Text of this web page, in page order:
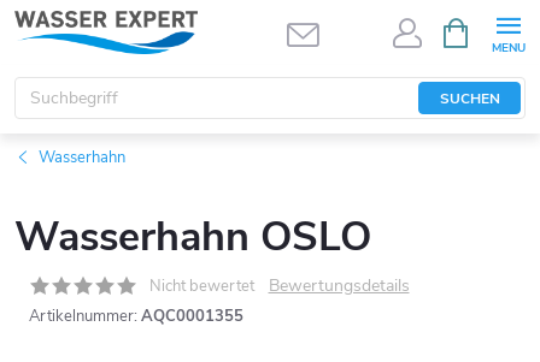
Zum
Inhalt
springen
SUCHEN
Wasserhahn
Wasserhahn OSLO
Nicht bewertet Bewertungsdetails
Artikelnummer: AQC0001355